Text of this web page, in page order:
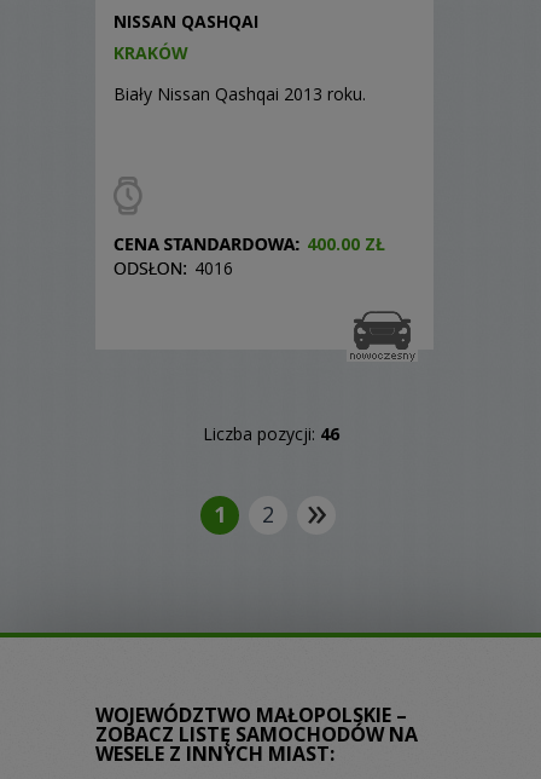
NISSAN QASHQAI
KRAKÓW
Biały Nissan Qashqai 2013 roku.
400.00 ZŁ
4016
Liczba pozycji: 46
1 2 »
WOJEWÓDZTWO MAŁOPOLSKIE –
ZOBACZ LISTĘ SAMOCHODÓW NA
WESELE Z INNYCH MIAST: